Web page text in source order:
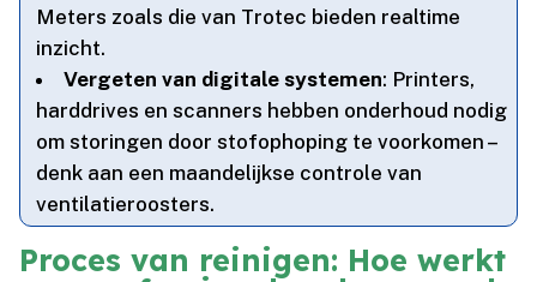
Meters zoals die van Trotec bieden realtime
inzicht.​
Vergeten van digitale systemen: Printers,
harddrives en scanners hebben onderhoud nodig
om storingen door stofophoping te voorkomen –
denk aan een maandelijkse controle van
ventilatieroosters.​
Proces van reinigen: Hoe werkt